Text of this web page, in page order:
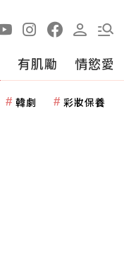
有肌勵 情慾愛
韓劇 彩妝保養